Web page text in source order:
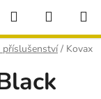
Hledat
KOŠÍK
příslušenství / Kovax